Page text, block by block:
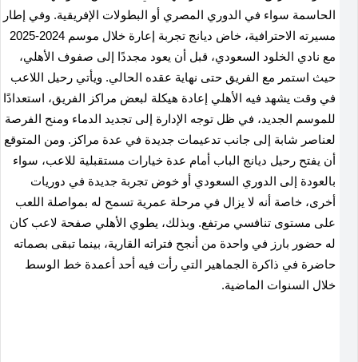
الحاسمة سواء في الدوري المصري أو البطولات الإفريقية. وفي إطار
مسيرته الاحترافية، خاض ديانج تجربة إعارة خلال موسم 2024-2025
مع نادي الخلود السعودي، قبل أن يعود مجددًا إلى صفوف الأهلي،
حيث استمر مع الفريق حتى نهاية عقده الحالي. ويأتي رحيل اللاعب
في وقت يشهد فيه الأهلي إعادة هيكلة لبعض مراكز الفريق، استعدادًا
للموسم الجديد، في ظل توجه الإدارة إلى تجديد الدماء ومنح الفرصة
لعناصر شابة إلى جانب تدعيمات جديدة في عدة مراكز. ومن المتوقع
أن يفتح رحيل ديانج الباب أمام عدة خيارات مستقبلية للاعب، سواء
بالعودة إلى الدوري السعودي أو خوض تجربة جديدة في دوريات
أخرى، خاصة أنه لا يزال في مرحلة عمرية تسمح له بمواصلة اللعب
على مستوى تنافسي مرتفع. وبذلك، يطوي الأهلي صفحة لاعب كان
له حضور بارز في واحدة من أنجح فتراته القارية، بينما تبقى بصماته
حاضرة في ذاكرة الجماهير التي رأت فيه أحد أعمدة خط الوسط
خلال السنوات الماضية.